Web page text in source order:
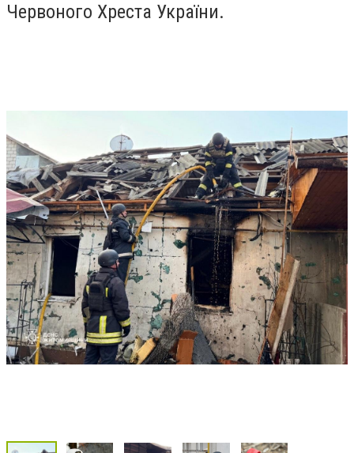
Червоного Хреста України.